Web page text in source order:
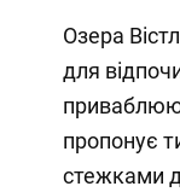
Озера
для
пропонує
стежками